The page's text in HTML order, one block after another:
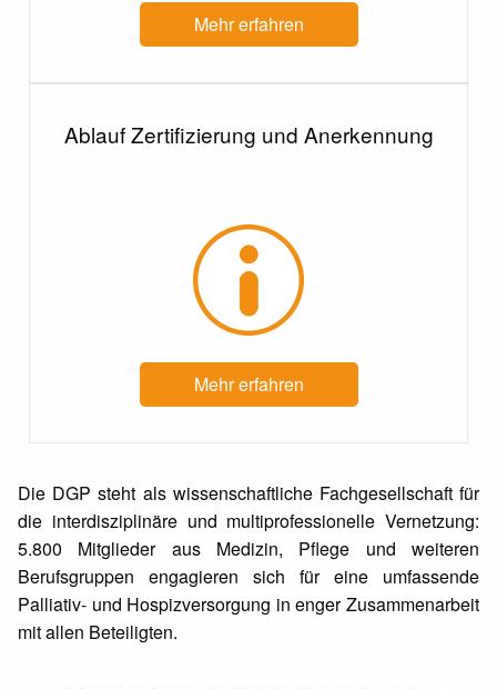
Mehr erfahren
Ablauf Zertifizierung und Anerkennung
Mehr erfahren
Die DGP steht als wissenschaftliche Fachgesellschaft für
die interdisziplinäre und multiprofessionelle Vernetzung:
5.800 Mitglieder aus Medizin, Pflege und weiteren
Berufsgruppen engagieren sich für eine umfassende
Palliativ- und Hospizversorgung in enger Zusammenarbeit
mit allen Beteiligten.